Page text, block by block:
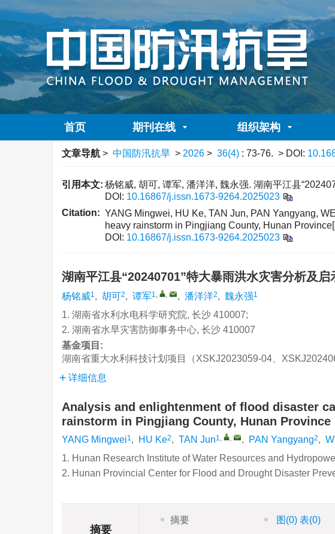
首页 期刊在线 组织架构
文章导航 > 中国防汛抗旱 > 2026 > 36(4) : 73-76. > DOI:
引用本文: 杨铭威, 胡可, 谭军, 潘洋洋, 魏永强. 湖南平江县
DOI: 10.16867/j.issn.1673-9264.2025023
Citation: YANG Mingwei, HU Ke, TAN Jun, PAN Yangyang,
heavy rainstorm in Pingjiang County, Hunan
DOI: 10.16867/j.issn.1673-9264.2025023
湖南平江县“20240701”特大暴雨洪水灾害分析及启
杨铭威1, 胡可2, 谭军1, , , 潘洋洋2, 魏永强1
1. 湖南省水利水电科学研究院, 长沙 410007;
2. 湖南省水旱灾害防御事务中心, 长沙 410007
基金项目:
湖南省重大水利科技计划项目（XSKJ2023059-04、
详细信息
Analysis and enlightenment of flood disaster
rainstorm in Pingjiang County, Hunan Province
YANG Mingwei1, HU Ke2, TAN Jun1, , , PAN Yangyang2,
1. Hunan Research Institute of Water Resources and
2. Hunan Provincial Center for Flood and Drought Disaster
摘要
摘要 图 (0) 表(0)